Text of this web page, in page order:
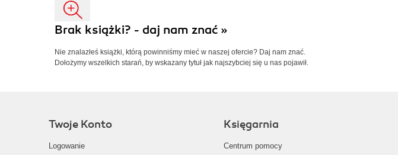
Brak książki? - daj nam znać »
Nie znalazłeś książki, którą powinniśmy mieć w naszej ofercie? Daj nam znać.
Dołożymy wszelkich starań, by wskazany tytuł jak najszybciej się u nas pojawił.
Twoje Konto
Logowanie
Księgarnia
Centrum pomocy